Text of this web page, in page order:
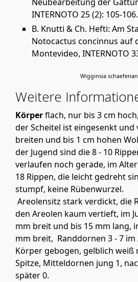
INTERNOTO 25 (2): 105-106.
B. Knutti & Ch. Hefti: Am
Notocactus concinnus auf
Montevideo, INTERNOTO
Wigginsia
Weitere
Körperflach, nur bis 3 cm
der Scheitel ist eingesenkt und
breiten und bis 1 cm hohen
der Jugend sind die 8 - 10
verlaufen noch gerade, im
18 Rippen, die leicht gedreht
stumpf, keine Rübenwurzel.
Areolensitz stark verdickt, die
den Areolen kaum vertieft, im
mm breit und bis 15 mm lang,
mm breit, Randdornen 3 - 7 im
Körper gebogen, gelblich
Spitze, Mitteldornen jung 1,
später 0.